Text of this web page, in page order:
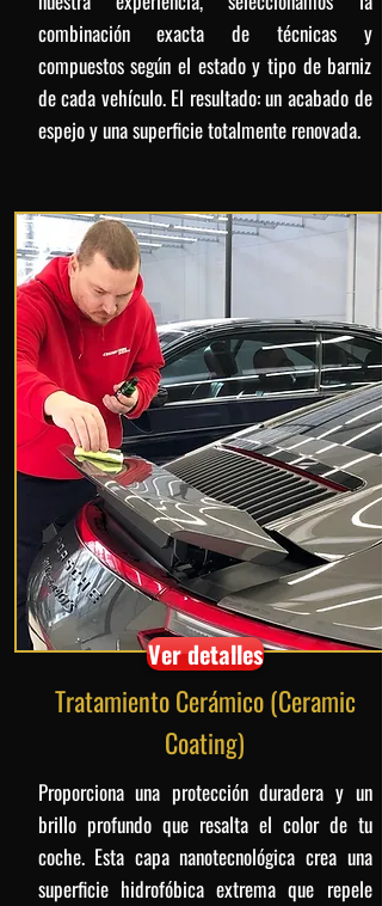
combinación exacta de técnicas y
compuestos según el estado y tipo de barniz
de cada vehículo. El resultado: un acabado de
espejo y una superficie totalmente renovada.
Ver detalles
Tratamiento Cerámico (Ceramic
Coating)
Proporciona una protección duradera y un
brillo profundo que resalta el color de tu
coche. Esta capa nanotecnológica crea una
superficie hidrofóbica extrema que repele